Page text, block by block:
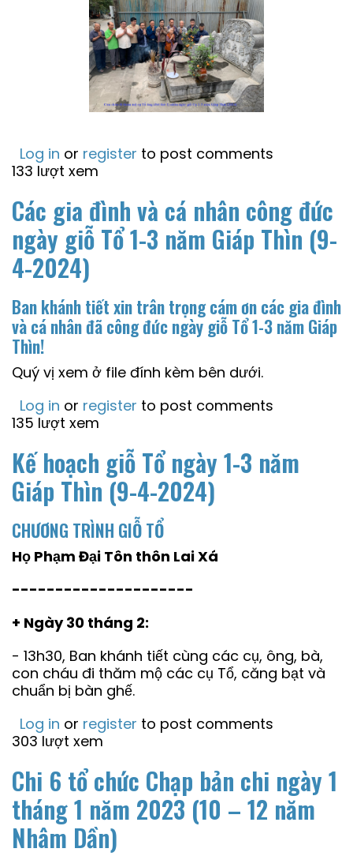
Log in or register to post comments
133 lượt xem
Các gia đình và cá nhân công đức
ngày giỗ Tổ 1-3 năm Giáp Thìn (9-
4-2024)
Ban khánh tiết xin trân trọng cám ơn các gia đình
và cá nhân đã công đức ngày giỗ Tổ 1-3 năm Giáp
Thìn!
Quý vị xem ở file đính kèm bên dưới.
Log in or register to post comments
135 lượt xem
Kế hoạch giỗ Tổ ngày 1-3 năm
Giáp Thìn (9-4-2024)
CHƯƠNG TRÌNH GIỖ TỔ
Họ Phạm Đại Tôn thôn Lai Xá
---------------------
+ Ngày 30 tháng 2:
- 13h30, Ban khánh tiết cùng các cụ, ông, bà,
con cháu đi thăm mộ các cụ Tổ, căng bạt và
chuẩn bị bàn ghế.
Log in or register to post comments
303 lượt xem
Chi 6 tổ chức Chạp bản chi ngày 1
tháng 1 năm 2023 (10 – 12 năm
Nhâm Dần)